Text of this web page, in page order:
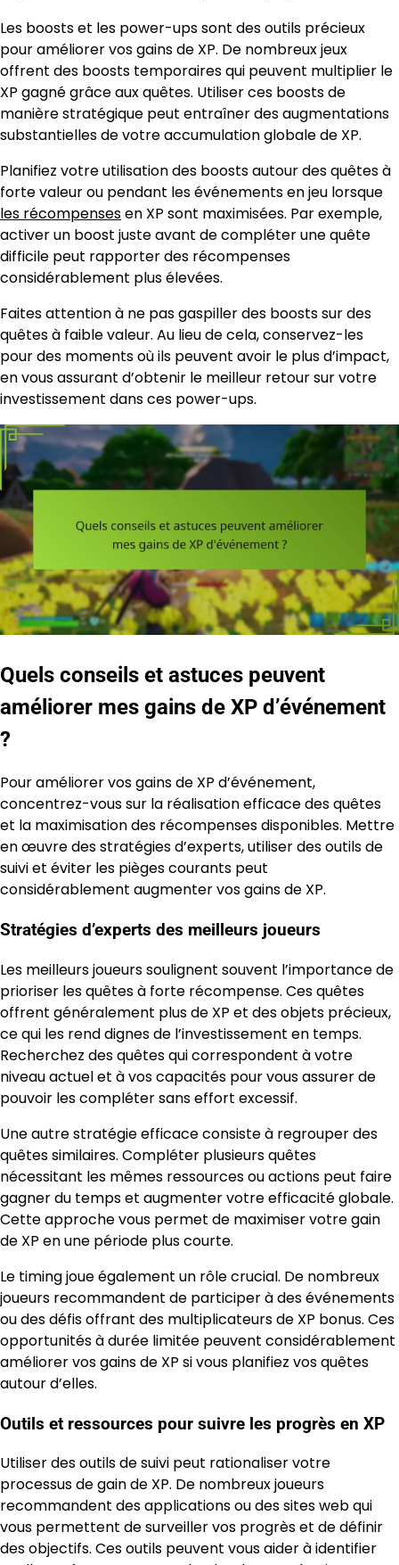
Les boosts et les power-ups sont des outils précieux
pour améliorer vos gains de XP. De nombreux jeux
offrent des boosts temporaires qui peuvent multiplier le
XP gagné grâce aux quêtes. Utiliser ces boosts de
manière stratégique peut entraîner des augmentations
substantielles de votre accumulation globale de XP.
Planifiez votre utilisation des boosts autour des quêtes à
forte valeur ou pendant les événements en jeu lorsque
les récompensesen XP sont maximisées. Par exemple,
activer un boost juste avant de compléter une quête
difficile peut rapporter des récompenses
considérablement plus élevées.
Faites attention à ne pas gaspiller des boosts sur des
quêtes à faible valeur. Au lieu de cela, conservez-les
pour des moments où ils peuvent avoir le plus d’impact,
en vous assurant d’obtenir le meilleur retour sur votre
investissement dans ces power-ups.
Quels conseils et astuces peuvent
améliorer mes gains de XP d’événement
?
Pour améliorer vos gains de XP d’événement,
concentrez-vous sur la réalisation efficace des quêtes
et la maximisation des récompenses disponibles. Mettre
en œuvre des stratégies d’experts, utiliser des outils de
suivi et éviter les pièges courants peut
considérablement augmenter vos gains de XP.
Stratégies d’experts des meilleurs joueurs
Les meilleurs joueurs soulignent souvent l’importance de
prioriser les quêtes à forte récompense. Ces quêtes
offrent généralement plus de XP et des objets précieux,
ce qui les rend dignes de l’investissement en temps.
Recherchez des quêtes qui correspondent à votre
niveau actuel et à vos capacités pour vous assurer de
pouvoir les compléter sans effort excessif.
Une autre stratégie efficace consiste à regrouper des
quêtes similaires. Compléter plusieurs quêtes
nécessitant les mêmes ressources ou actions peut faire
gagner du temps et augmenter votre efficacité globale.
Cette approche vous permet de maximiser votre gain
de XP en une période plus courte.
Le timing joue également un rôle crucial. De nombreux
joueurs recommandent de participer à des événements
ou des défis offrant des multiplicateurs de XP bonus. Ces
opportunités à durée limitée peuvent considérablement
améliorer vos gains de XP si vous planifiez vos quêtes
autour d’elles.
Outils et ressources pour suivre les progrès en XP
Utiliser des outils de suivi peut rationaliser votre
processus de gain de XP. De nombreux joueurs
recommandent des applications ou des sites web qui
vous permettent de surveiller vos progrès et de définir
des objectifs. Ces outils peuvent vous aider à identifier